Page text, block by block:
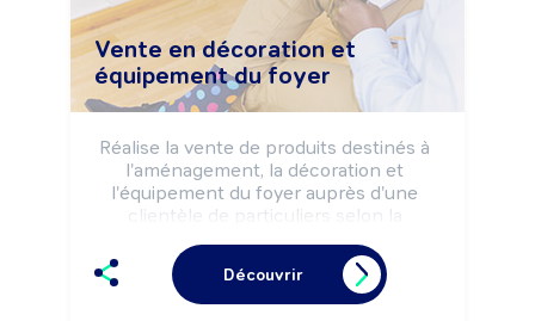
Vente en décoration et
équipement du foyer
Réalise la vente de produits destinés à
l'aménagement, la décoration et
l'équipement du foyer auprès d'une
clientèle de particuliers selon la
stratégie et les objectifs commerciaux
de l'entreprise.
Peut effectuer des opérations de
Découvrir